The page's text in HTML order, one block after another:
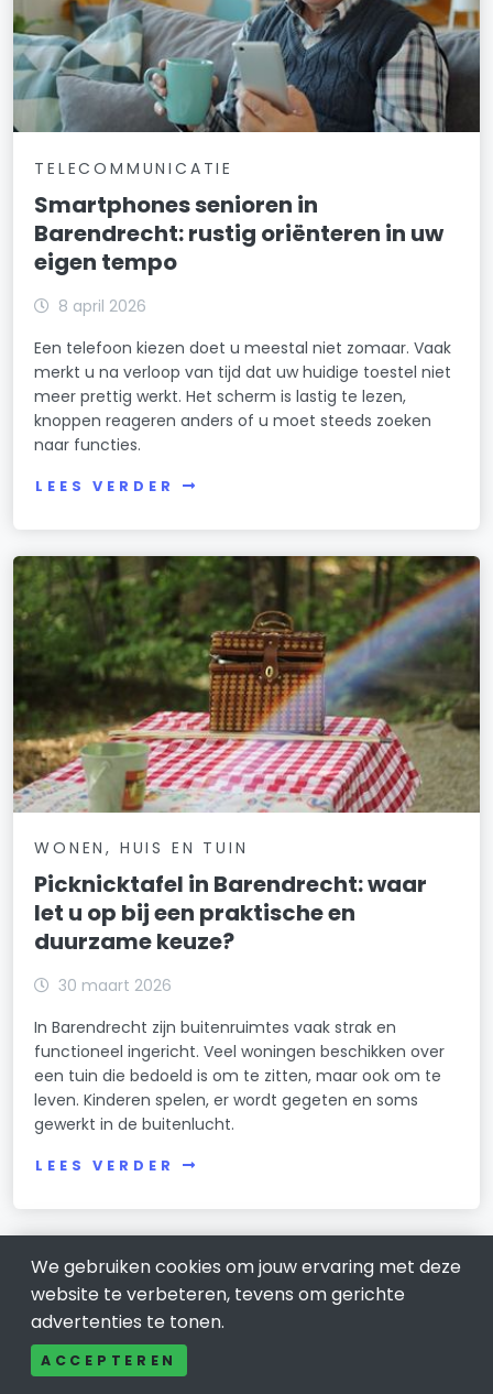
TELECOMMUNICATIE
Smartphones senioren in
Barendrecht: rustig oriënteren in uw
eigen tempo
8 april 2026
Een telefoon kiezen doet u meestal niet zomaar. Vaak
merkt u na verloop van tijd dat uw huidige toestel niet
meer prettig werkt. Het scherm is lastig te lezen,
knoppen reageren anders of u moet steeds zoeken
naar functies.
LEES VERDER
WONEN, HUIS EN TUIN
Picknicktafel in Barendrecht: waar
let u op bij een praktische en
duurzame keuze?
30 maart 2026
In Barendrecht zijn buitenruimtes vaak strak en
functioneel ingericht. Veel woningen beschikken over
een tuin die bedoeld is om te zitten, maar ook om te
leven. Kinderen spelen, er wordt gegeten en soms
gewerkt in de buitenlucht.
LEES VERDER
We gebruiken cookies om jouw ervaring met deze
website te verbeteren, tevens om gerichte
advertenties te tonen.
ACCEPTEREN